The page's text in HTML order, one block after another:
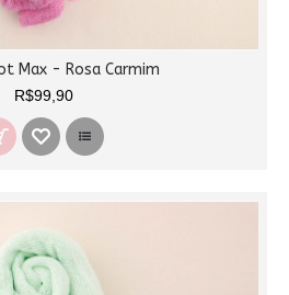
Max - Rosa Carmim
R$99,90